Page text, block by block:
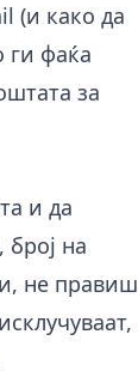
(и како да
ги фаќа
за
и да
број на
не правиш